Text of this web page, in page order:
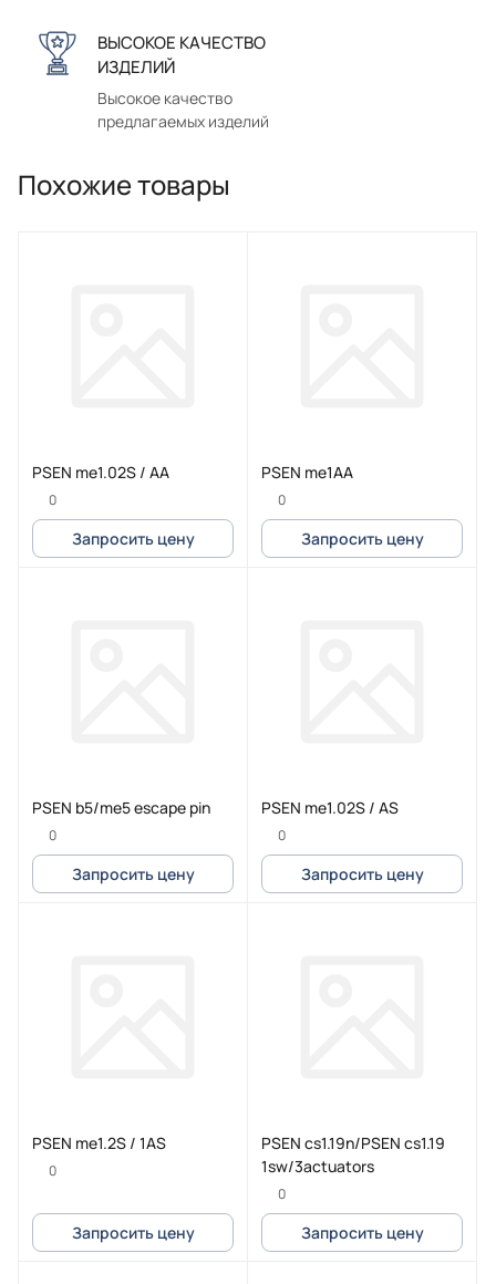
ВЫСОКОЕ КАЧЕСТВО
ИЗДЕЛИЙ
Высокое качество
предлагаемых изделий
Похожие товары
PSEN me1.02S / AA
0
Запросить цену
PSEN me1AA
0
Запросить цену
PSEN b5/me5 escape pin
0
Запросить цену
PSEN me1.02S / AS
0
Запросить цену
PSEN me1.2S / 1AS
0
Запросить цену
PSEN cs1.19n/PSEN cs1.19
1sw/3actuators
0
Запросить цену